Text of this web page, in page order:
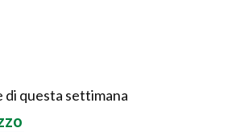
di questa settimana